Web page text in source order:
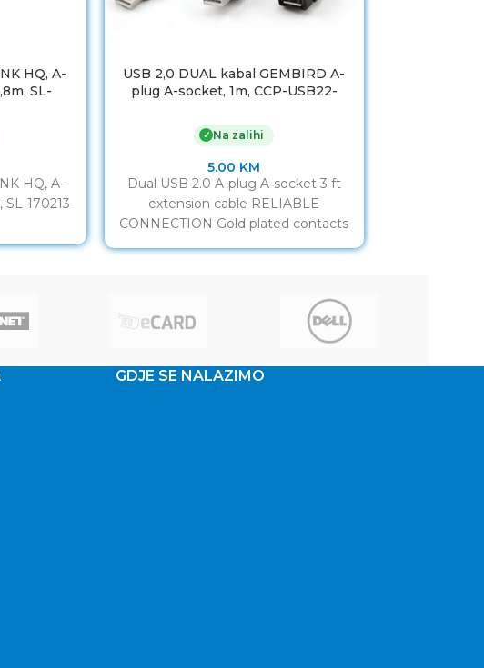
HQ, A-
SL-
HQ, A-
170213-
USB 2,0 DUAL kabal GEMBIRD A-
plug A-socket, 1m, CCP-USB22-
✓ Na zalihi
5.00 KM
Dual USB 2.0 A-plug A-socket 3 ft
extension cable RELIABLE
CONNECTION Gold plated contacts
GDJE SE NALAZIMO